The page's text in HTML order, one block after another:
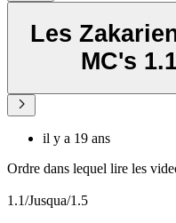
Les
MC's
il y a 19 ans
Ordre dans lequel lire les
1.1/Jusqua/1.5